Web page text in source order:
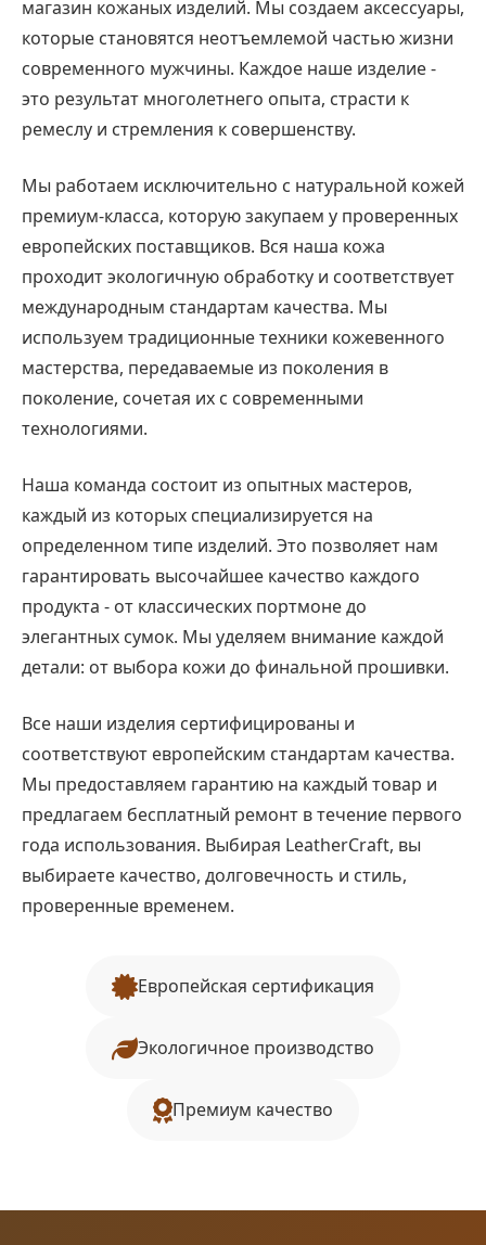
магазин кожаных изделий. Мы создаем аксессуары,
которые становятся неотъемлемой частью жизни
современного мужчины. Каждое наше изделие -
это результат многолетнего опыта, страсти к
ремеслу и стремления к совершенству.
Мы работаем исключительно с натуральной кожей
премиум-класса, которую закупаем у проверенных
европейских поставщиков. Вся наша кожа
проходит экологичную обработку и соответствует
международным стандартам качества. Мы
используем традиционные техники кожевенного
мастерства, передаваемые из поколения в
поколение, сочетая их с современными
технологиями.
Наша команда состоит из опытных мастеров,
каждый из которых специализируется на
определенном типе изделий. Это позволяет нам
гарантировать высочайшее качество каждого
продукта - от классических портмоне до
элегантных сумок. Мы уделяем внимание каждой
детали: от выбора кожи до финальной прошивки.
Все наши изделия сертифицированы и
соответствуют европейским стандартам качества.
Мы предоставляем гарантию на каждый товар и
предлагаем бесплатный ремонт в течение первого
года использования. Выбирая LeatherCraft, вы
выбираете качество, долговечность и стиль,
проверенные временем.
Европейская сертификация
Экологичное производство
Премиум качество